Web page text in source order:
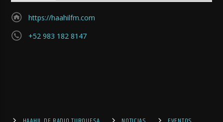
https://haahilfm.com
+52 983 182 8147